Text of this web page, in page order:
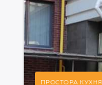
ПРОСТОРА